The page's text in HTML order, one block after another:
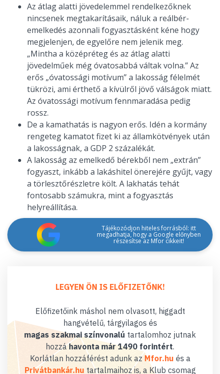
Az átlag alatti jövedelemmel rendelkezőknek
nincsenek megtakarításaik, náluk a reálbér-
emelkedés azonnali fogyasztásként kéne hogy
megjelenjen, de egyelőre nem jelenik meg.
„Mintha a középréteg és az átlag alatti
jövedelműek még óvatosabbá váltak volna.” Az
erős „óvatossági motívum” a lakosság félelmét
tükrözi, ami érthető a kívülről jövő válságok miatt.
Az óvatossági motívum fennmaradása pedig
rossz.
De a kamathatás is nagyon erős. Idén a kormány
rengeteg kamatot fizet ki az államkötvények után
a lakosságnak, a GDP 2 százalékát.
A lakosság az emelkedő bérekből nem „extrán”
fogyaszt, inkább a lakáshitel önerejére gyűjt, vagy
a törlesztőrészletre költ. A lakhatás tehát
fontosabb számukra, mint a fogyasztás
helyreállítása.
Tájékozódjon hiteles forrásból: itt
megadhatja, hogy a Google előnyben
részesítse az Mfor cikkeit!
LEGYEN ÖN IS ELŐFIZETŐNK!
Előfizetőink máshol nem olvasott, higgadt
hangvételű, tárgyilagos és
magas szakmai színvonalú tartalomhoz jutnak
hozzáhavonta már 1490 forintért.
Korlátlan hozzáférést adunk az Mfor.hu és a
Privátbankár.hu tartalmaihoz is, a Klub csomag